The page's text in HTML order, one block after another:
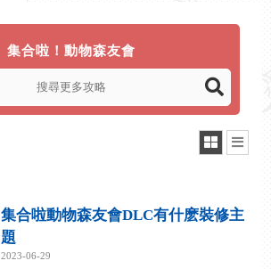
集合啦！動物森友會
集合啦動物森友會DLC有什麽裝修主
題
2023-06-29